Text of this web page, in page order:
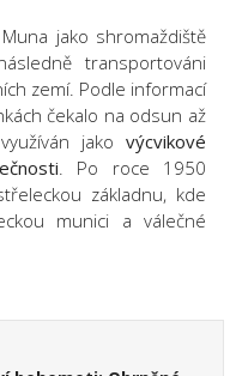
jako shromaždiště
transportováni
zemí. Podle informací
čekalo na odsun až
jako výcvikové
. Po roce 1950
základnu, kde
munici a válečné